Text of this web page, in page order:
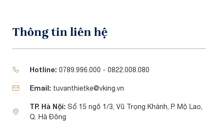
Thông tin liên hệ
Hotline: 0789.996.000 - 0822.008.080
Email: tuvanthietke@vking.vn
TP. Hà Nội: Số 15 ngõ 1/3, Vũ Trọng Khánh, P. Mộ Lao,
Q. Hà Đông